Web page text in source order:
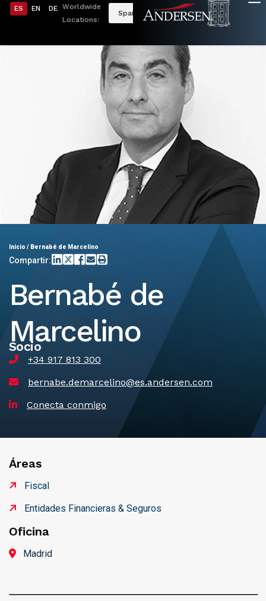
ES EN DE Worldwide
Locations:
Spain
Inicio / Bernabé de Marcelino
Compartir:
Bernabé de
Marcelino
Socio
+34 917 813 300
bernabe.demarcelino@es.andersen.com
Conecta conmigo
Áreas
Fiscal
Entidades Financieras & Seguros
Oficina
Madrid